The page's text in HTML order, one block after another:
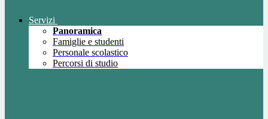
Servizi
Panoramica
Famiglie e studenti
Personale scolastico
Percorsi di studio